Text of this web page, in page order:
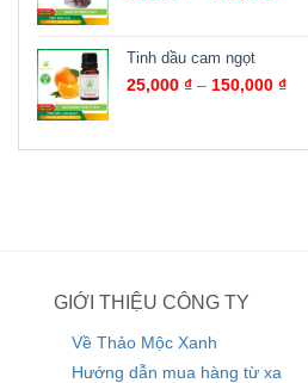
Tinh dầu cam ngọt
25,000 ₫ – 150,000 ₫
GIỚI THIỆU CÔNG TY
Về Thảo Mộc Xanh
Hướng dẫn mua hàng từ xa